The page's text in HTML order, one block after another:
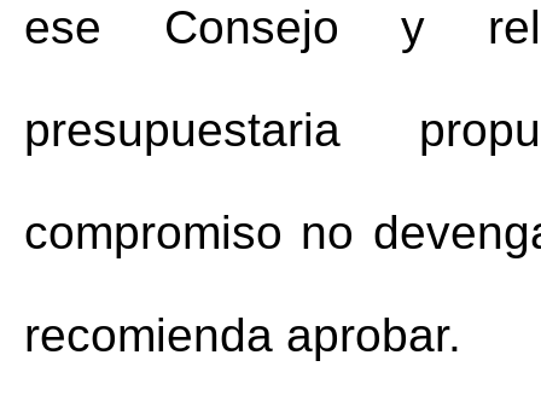
ese Consejo y
presupuestaria
compromiso no
recomienda aprobar.